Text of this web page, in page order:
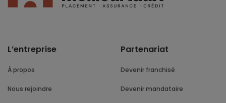
L’entreprise
À propos
Nous rejoindre
Partenariat
Devenir franchisé
Devenir mandataire